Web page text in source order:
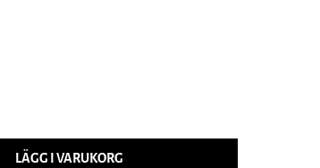
LÄGG I VARUKORG